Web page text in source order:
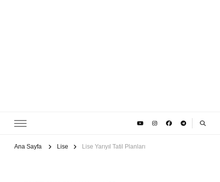
Ana Sayfa Lise Lise Yarıyıl Tatil Planları